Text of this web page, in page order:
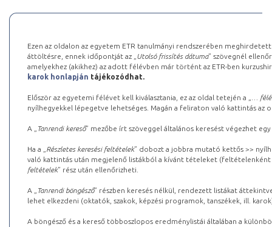
Ezen az oldalon az egyetem ETR tanulmányi rendszerében
áttöltésre, ennek időpontját az „ Utolsó frissítés dátuma” szövegnél
amelyekhez (akikhez) az adott félévben már történt az ETR-ben
karok honlapján tájékozódhat.
Először az egyetemi félévet kell kiválasztania, ez az oldal tetején a „
…
nyílhegyekkel lépegetve lehetséges. Magán a feliraton való kattintás az
A „ Tanrendi kereső” mezőbe írt szöveggel általános keresést végezhet
Ha a „ Részletes keresési feltételek” dobozt a jobbra mutató kettős >>
való kattintás után megjelenő listákból a kívánt tételeket (feltételenként
feltételek” rész után ellenőrizheti.
A „ Tanrendi böngésző” részben keresés nélkül, rendezett listákat
lehet elkezdeni (oktatók, szakok, képzési programok, tanszékek, ill.
A böngésző és a kereső többoszlopos eredménylistái általában a